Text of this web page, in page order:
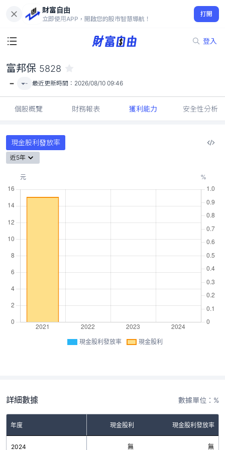
財富自由
立即使用APP，開啟您的股市智慧導航！
打開
登入
-
富邦保 5828
- - 最近更新時間： 2026/08/10 09:46
個股概覽 財務報表 獲利能力 安全性分析
現金股利發放率
近5年
現金股利發放率 現金股利
詳細數據 數據單位：%
年度 現金股利 現金股利發放率
2024 無 無